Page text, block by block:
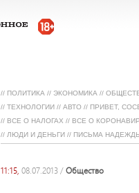
// ПОЛИТИКА // ЭКОНОМИКА //
// ТЕХНОЛОГИИ // АВТО // ПРИВЕТ,
// ВСЕ О НАЛОГАХ // ВСЕ О
// ЛЮДИ И ДЕНЬГИ // ПИСЬМА
11:15, 08.07.2013 / общество